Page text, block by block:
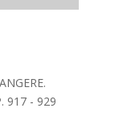
917 - 929